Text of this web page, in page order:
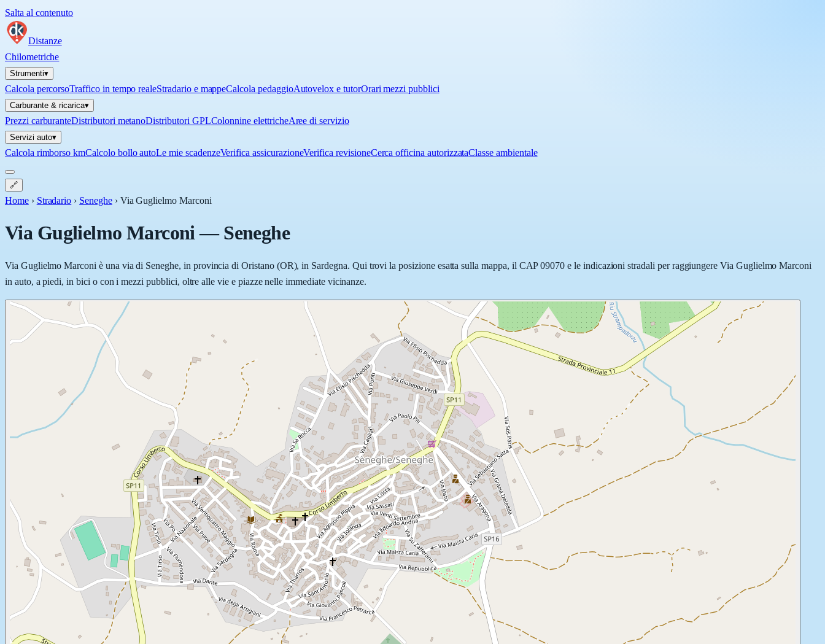
Salta al contenuto
Distanze
Chilometriche
Strumenti▾
Calcola percorsoTraffico in tempo realeStradario e mappeCalcola pedaggioAutovelox e tutorOrari mezzi pubblici
Carburante & ricarica▾
Prezzi carburanteDistributori metanoDistributori GPLColonnine elettricheAree di servizio
Servizi auto▾
Calcola rimborso kmCalcolo bollo autoLe mie scadenzeVerifica assicurazioneVerifica revisioneCerca officina autorizzataClasse ambientale
🔗
Home › Stradario › Seneghe › Via Guglielmo Marconi
Via Guglielmo Marconi—Seneghe
Via Guglielmo Marconi è una via di Seneghe, in provincia di Oristano (OR), in Sardegna. Qui trovi la posizione esatta sulla mappa, il CAP 09070 e le indicazioni stradali per raggiungere Via Guglielmo Marconi
in auto, a piedi, in bici o con i mezzi pubblici, oltre alle vie e piazze nelle immediate vicinanze.